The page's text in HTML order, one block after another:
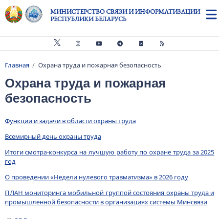
Перейти к основному содержанию
МИНИСТЕРСТВО СВЯЗИ И ИНФОРМАТИЗАЦИИ
РЕСПУБЛИКИ БЕЛАРУСЬ
Строка навигации
Главная Охрана труда и пожарная безопасность
Охрана труда и пожарная
безопасность
Функции и задачи в области охраны труда
Всемирный день охраны труда
Итоги смотра-конкурса на лучшую работу по охране труда за 2025
год
О проведении «Недели нулевого травматизма» в 2026 году
ПЛАН мониторинга мобильной группой состояния охраны труда и
промышленной безопасности в организациях системы Минсвязи